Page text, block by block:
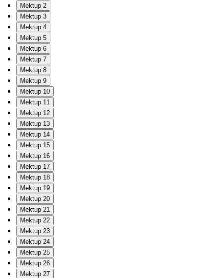
Mektup 2
Mektup 3
Mektup 4
Mektup 5
Mektup 6
Mektup 7
Mektup 8
Mektup 9
Mektup 10
Mektup 11
Mektup 12
Mektup 13
Mektup 14
Mektup 15
Mektup 16
Mektup 17
Mektup 18
Mektup 19
Mektup 20
Mektup 21
Mektup 22
Mektup 23
Mektup 24
Mektup 25
Mektup 26
Mektup 27